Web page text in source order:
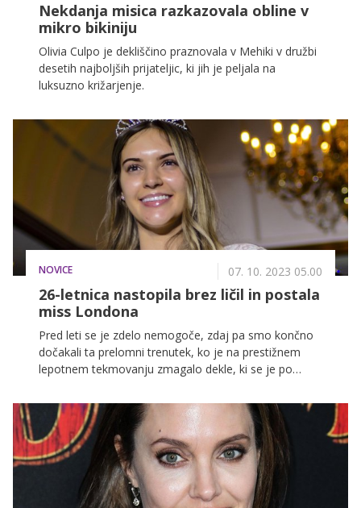
Nekdanja misica razkazovala obline v
mikro bikiniju
Olivia Culpo je dekliščino praznovala v Mehiki v družbi
desetih najboljših prijateljic, ki jih je peljala na
luksuzno križarjenje.
NOVICE 07. 10. 2023 05.00
26-letnica nastopila brez ličil in postala
miss Londona
Pred leti se je zdelo nemogoče, zdaj pa smo končno
dočakali ta prelomni trenutek, ko je na prestižnem
lepotnem tekmovanju zmagalo dekle, ki se je po
letna Natasha Beresford, ki si želi biti zgled drugim in
spodbuditi dekleta, da bi se počutile lepe in
samozavestne tudi brez ličil.